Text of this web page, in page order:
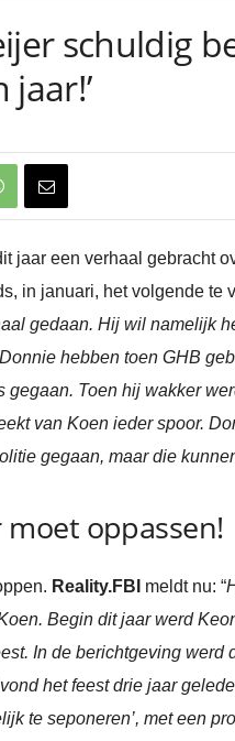
schuldig
jaar!’
jaar een verhaal gebracht
in januari, het volgende te
gedaan. Hij wil namelijk
hebben toen GHB
gegaan. Toen hij wakker
van Koen ieder spoor.
gegaan, maar die
oppassen!
Reality.FBI meldt nu: “
Begin dit jaar werd
In de berichtgeving
het feest drie jaar
te seponeren’, met een